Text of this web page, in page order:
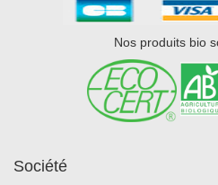
Nos produits bio
Société